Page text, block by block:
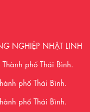
NGHIỆP NHẬT LINH
phố Thái Bình.
phố Thái Bình.
phố Thái Bình.